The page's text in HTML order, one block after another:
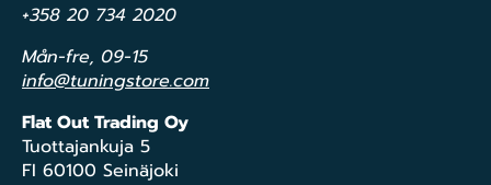
+358 20 734 2020
Mån-fre, 09-15
info@tuningstore.com
Flat Out Trading Oy
Tuottajankuja 5
FI 60100 Seinäjoki